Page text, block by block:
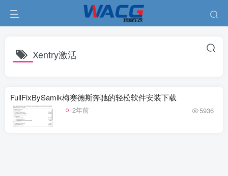
Xentry激活
FullFixBySamik梅赛德斯奔驰的轻松软件安装下载
2年前 5936